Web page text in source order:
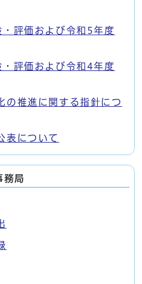
評価および令和5年度
評価および令和4年度
の推進に関する指針につ
表について
務局